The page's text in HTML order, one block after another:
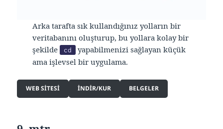
Arka tarafta sık kullandığınız yolların bir
veritabanını oluşturup, bu yollara kolay bir
şekilde
cd yapabilmenizi sağlayan küçük
ama işlevsel bir uygulama.
WEB SITESI INDIR/KUR BELGELER